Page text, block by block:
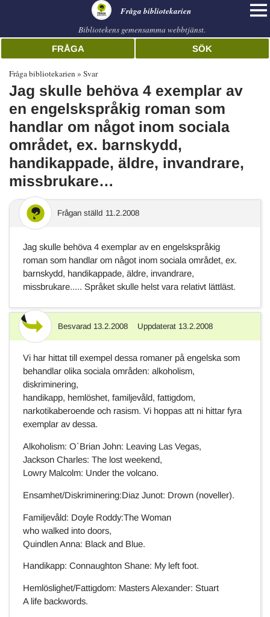
Fråga bibliotekarien
Bibliotekens gemensamma webbtjänst.
FRÅGA SÖK
Fråga bibliotekarien Svar
Jag skulle behöva 4 exemplar av
en engelskspråkig roman som
handlar om något inom sociala
området, ex. barnskydd,
handikappade, äldre, invandrare,
missbrukare…
Frågan ställd 11.2.2008
Jag skulle behöva 4 exemplar av en engelskspråkig
roman som handlar om något inom sociala området, ex.
barnskydd, handikappade, äldre, invandrare,
missbrukare..... Språket skulle helst vara relativt lättläst.
Svar Besvarad 13.2.2008 Uppdaterat 13.2.2008
Vi har hittat till exempel dessa romaner på engelska som
behandlar olika sociala områden: alkoholism,
diskriminering,
handikapp, hemlöshet, familjevåld, fattigdom,
narkotikaberoende och rasism. Vi hoppas att ni hittar fyra
exemplar av dessa.
Alkoholism: O´Brian John: Leaving Las Vegas,
Jackson Charles: The lost weekend,
Lowry Malcolm: Under the volcano.
Ensamhet/Diskriminering:Diaz Junot: Drown (noveller).
Familjevåld: Doyle Roddy:The Woman
who walked into doors,
Quindlen Anna: Black and Blue.
Handikapp: Connaughton Shane: My left foot.
Hemlöslighet/Fattigdom: Masters Alexander: Stuart
A life backwords.